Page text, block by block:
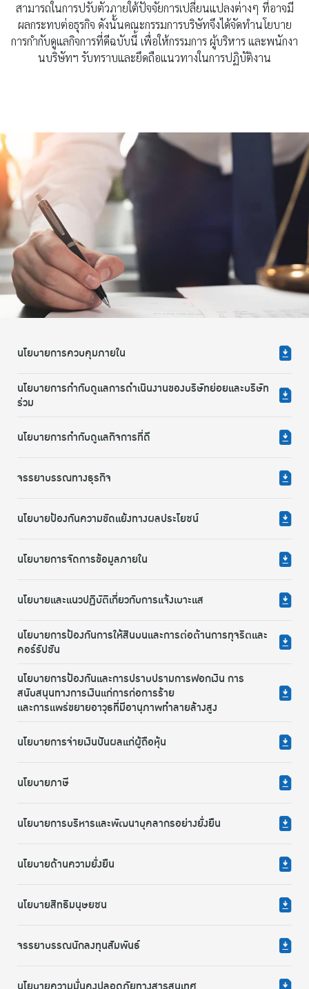
สามารถในการปรับตัวภายใต้ปัจจัยการเปลี่ยนแปลงต่างๆ ที่อาจมี
ผลกระทบต่อธุรกิจ ดังนั้นคณะกรรมการบริษัทจึงได้จัดทำนโยบาย
การกำกับดูแลกิจการที่ดีฉบับนี้ เพื่อให้กรรมการ ผู้บริหาร และพนักงา
นบริษัทฯ รับทราบและยึดถือแนวทางในการปฏิบัติงาน
นโยบายการควบคุมภายใน
นโยบายการกำกับดูแลการดำเนินงานของบริษัทย่อยและบริษัท
ร่วม
นโยบายการกำกับดูแลกิจการที่ดี
จรรยาบรรณทางธุรกิจ
นโยบายป้องกันความขัดแย้งทางผลประโยชน์
นโยบายการจัดการข้อมูลภายใน
นโยบายและแนวปฏิบัติเกี่ยวกับการแจ้งเบาะแส
นโยบายการป้องกันการให้สินบนและการต่อต้านการทุจริตและ
คอร์รัปชัน
นโยบายการป้องกันและการปราบปรามการฟอกเงิน การ
สนับสนุนทางการเงินแก่การก่อการร้าย
และการแพร่ขยายอาวุธที่มีอานุภาพทำลายล้างสูง
นโยบายการจ่ายเงินปันผลแก่ผู้ถือหุ้น
นโยบายภาษี
นโยบายการบริหารและพัฒนาบุคลากรอย่างยั่งยืน
นโยบายด้านความยั่งยืน
นโยบายสิทธิมนุษยชน
จรรยาบรรณนักลงทุนสัมพันธ์